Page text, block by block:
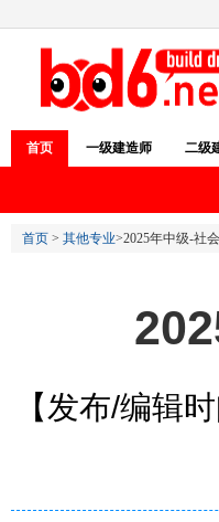
首页 一级建造师 二级
首页 > 其他专业>2025年中级-社
【发布/编辑